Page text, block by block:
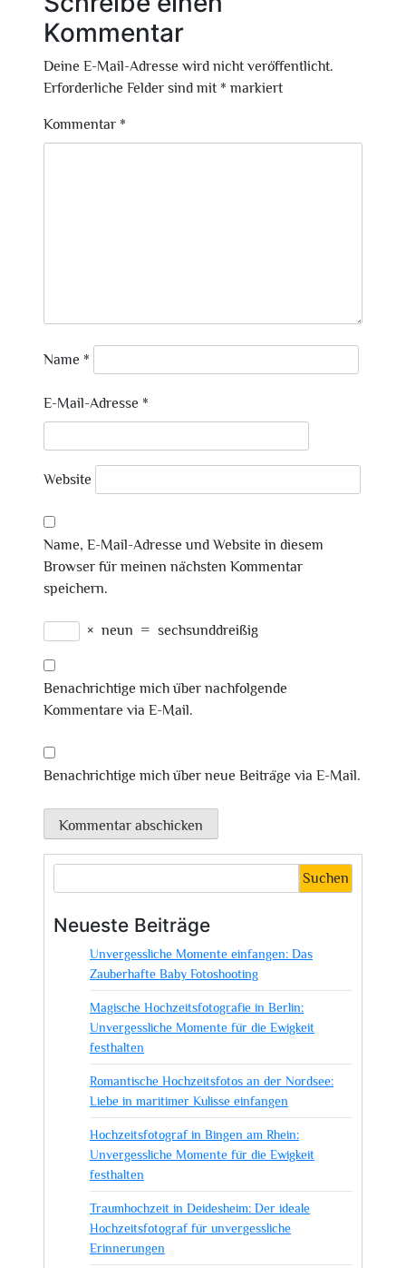
Kommentar
Deine E-Mail-Adresse wird nicht veröffentlicht.
Erforderliche Felder sind mit * markiert
Kommentar *
Name *
E-Mail-Adresse *
Website
Name, E-Mail-Adresse und Website in diesem
Browser für meinen nächsten Kommentar
speichern.
× neun = sechsunddreißig
Benachrichtige mich über nachfolgende
Kommentare via E-Mail.
Benachrichtige mich über neue Beiträge via E-Mail.
Suchen
Neueste Beiträge
Unvergessliche Momente einfangen: Das
Zauberhafte Baby Fotoshooting
Magische Hochzeitsfotografie in Berlin:
Unvergessliche Momente für die Ewigkeit
festhalten
Romantische Hochzeitsfotos an der Nordsee:
Liebe in maritimer Kulisse einfangen
Hochzeitsfotograf in Bingen am Rhein:
Unvergessliche Momente für die Ewigkeit
festhalten
Traumhochzeit in Deidesheim: Der ideale
Hochzeitsfotograf für unvergessliche
Erinnerungen